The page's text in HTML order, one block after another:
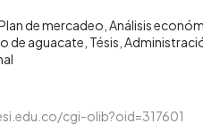
de mercadeo Análisis
de aguacate Tésis
cgi-olib?oid=317601